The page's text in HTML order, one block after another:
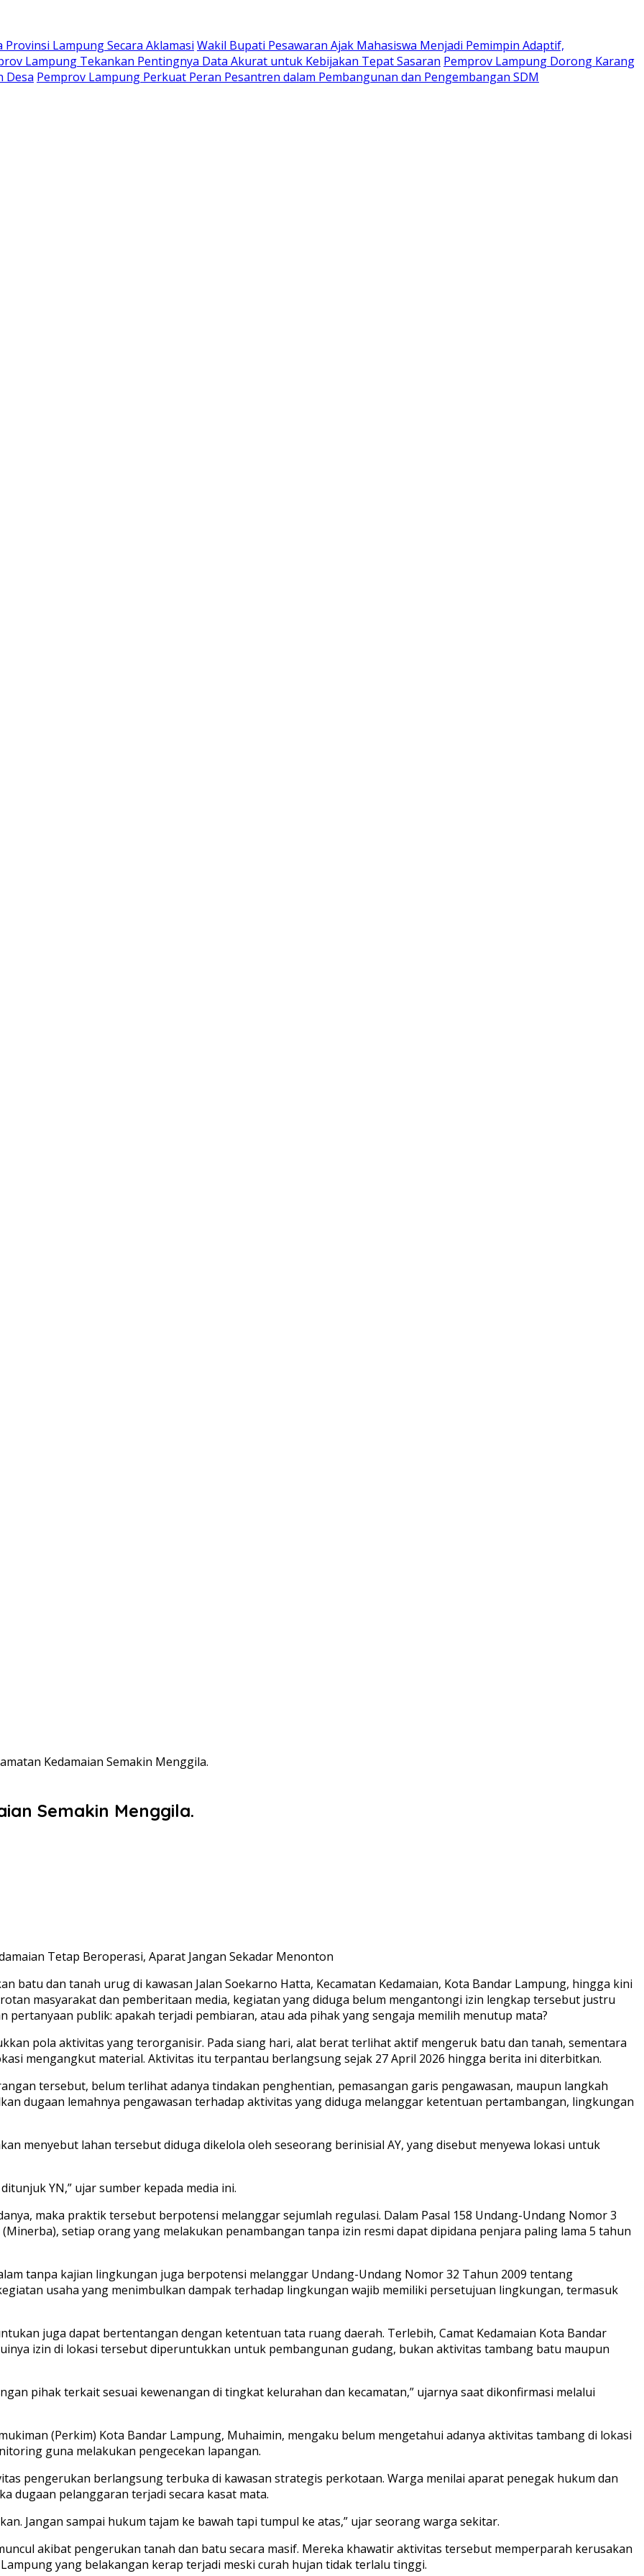
Lampung Secara Aklamasi Wakil Bupati Pesawaran Ajak Mahasiswa Menjadi Pemimpin Adaptif,
Lampung Tekankan Pentingnya Data Akurat untuk Kebijakan Tepat Sasaran Pemprov Lampung Dorong Karang
Desa Pemprov Lampung Perkuat Peran Pesantren dalam Pembangunan dan Pengembangan SDM
Kedamaian Semakin Menggila.
Semakin Menggila.
Tetap Beroperasi, Aparat Jangan Sekadar Menonton
dan tanah urug di kawasan Jalan Soekarno Hatta, Kecamatan Kedamaian, Kota Bandar Lampung, hingga kini
masyarakat dan pemberitaan media, kegiatan yang diduga belum mengantongi izin lengkap tersebut justru
publik: apakah terjadi pembiaran, atau ada pihak yang sengaja memilih menutup mata?
pola aktivitas yang terorganisir. Pada siang hari, alat berat terlihat aktif mengeruk batu dan tanah, sementara
mengangkut material. Aktivitas itu terpantau berlangsung sejak 27 April 2026 hingga berita ini diterbitkan.
tersebut, belum terlihat adanya tindakan penghentian, pemasangan garis pengawasan, maupun langkah
dugaan lemahnya pengawasan terhadap aktivitas yang diduga melanggar ketentuan pertambangan, lingkungan
menyebut lahan tersebut diduga dikelola oleh seseorang berinisial AY, yang disebut menyewa lokasi untuk
YN,” ujar sumber kepada media ini.
maka praktik tersebut berpotensi melanggar sejumlah regulasi. Dalam Pasal 158 Undang-Undang Nomor 3
setiap orang yang melakukan penambangan tanpa izin resmi dapat dipidana penjara paling lama 5 tahun
tanpa kajian lingkungan juga berpotensi melanggar Undang-Undang Nomor 32 Tahun 2009 tentang
usaha yang menimbulkan dampak terhadap lingkungan wajib memiliki persetujuan lingkungan, termasuk
juga dapat bertentangan dengan ketentuan tata ruang daerah. Terlebih, Camat Kedamaian Kota Bandar
izin di lokasi tersebut diperuntukkan untuk pembangunan gudang, bukan aktivitas tambang batu maupun
pihak terkait sesuai kewenangan di tingkat kelurahan dan kecamatan,” ujarnya saat dikonfirmasi melalui
(Perkim) Kota Bandar Lampung, Muhaimin, mengaku belum mengetahui adanya aktivitas tambang di lokasi
guna melakukan pengecekan lapangan.
pengerukan berlangsung terbuka di kawasan strategis perkotaan. Warga menilai aparat penegak hukum dan
dugaan pelanggaran terjadi secara kasat mata.
Jangan sampai hukum tajam ke bawah tapi tumpul ke atas,” ujar seorang warga sekitar.
akibat pengerukan tanah dan batu secara masif. Mereka khawatir aktivitas tersebut memperparah kerusakan
yang belakangan kerap terjadi meski curah hujan tidak terlalu tinggi.